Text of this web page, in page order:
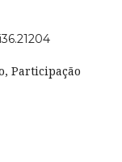
Participação